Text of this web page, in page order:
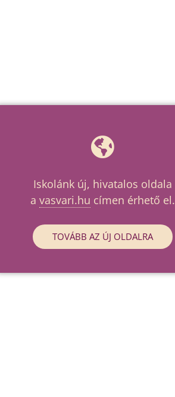
Iskolánk új, hivatalos oldala
a vasvari.hu címen érhető el.
TOVÁBB AZ ÚJ OLDALRA